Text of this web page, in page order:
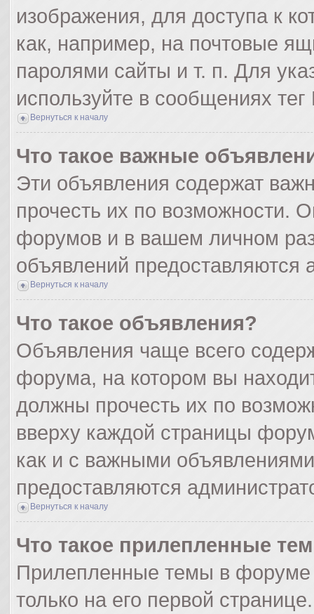
изображения, для доступа к
как, например, на почтовые
паролями сайты и т. п. Для
используйте в сообщениях
Вернуться к началу
Что такое важные
Эти объявления содержат
прочесть их по возможности.
форумов и в вашем личном
объявлений
Вернуться к началу
Что такое объявления?
Объявления чаще всего
форума, на котором вы
должны прочесть их по
вверху каждой страницы
как и с важными
предоставляются
Вернуться к началу
Что такое прилепленные
Прилепленные темы в форуме
только на его первой